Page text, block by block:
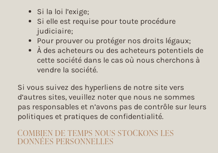
Si la loi l’exige;
Si elle est requise pour toute procédure
judiciaire;
Pour prouver ou protéger nos droits légaux;
À des acheteurs ou des acheteurs potentiels de
cette société dans le cas où nous cherchons à
vendre la société.
Si vous suivez des hyperliens de notre site vers
d’autres sites, veuillez noter que nous ne sommes
pas responsables et n’avons pas de contrôle sur leurs
politiques et pratiques de confidentialité.
COMBIEN DE TEMPS NOUS STOCKONS LES
DONNÉES PERSONNELLES